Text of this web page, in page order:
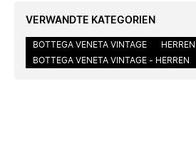
VERWANDTE KATEGORIEN
BOTTEGA VENETA VINTAGE HERREN
BOTTEGA VENETA VINTAGE - HERREN